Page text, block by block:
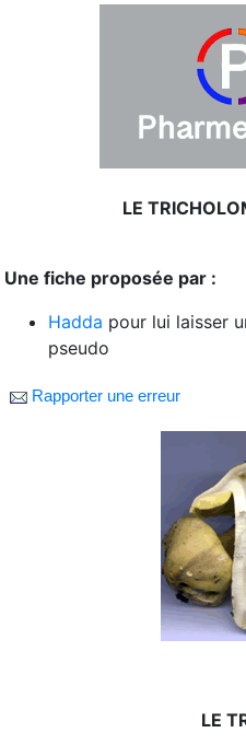
LE
Une fiche proposée par :
Hadda pour lui laisser
pseudo
Rapporter une erreur
LE